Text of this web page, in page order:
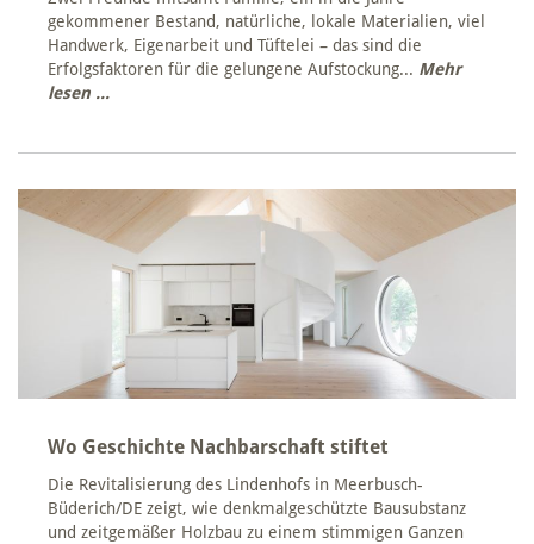
gekommener Bestand, natürliche, lokale Materialien, viel
Handwerk, Eigenarbeit und Tüftelei – das sind die
Erfolgsfaktoren für die gelungene Aufstockung... Mehr
lesen ...
Wo Geschichte Nachbarschaft stiftet
Die Revitalisierung des Lindenhofs in Meerbusch-
Büderich/DE zeigt, wie denkmalgeschützte Bausubstanz
und zeitgemäßer Holzbau zu einem stimmigen Ganzen